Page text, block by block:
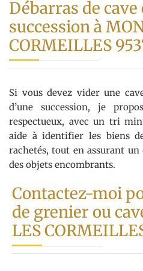
Débarras de
succession à
CORMEILLES
Si vous devez vider une
d’une succession, je
respectueux, avec un tri
aide à identifier les biens
rachetés, tout en assurant
des objets encombrants.
Contactez-moi
de grenier ou
LES